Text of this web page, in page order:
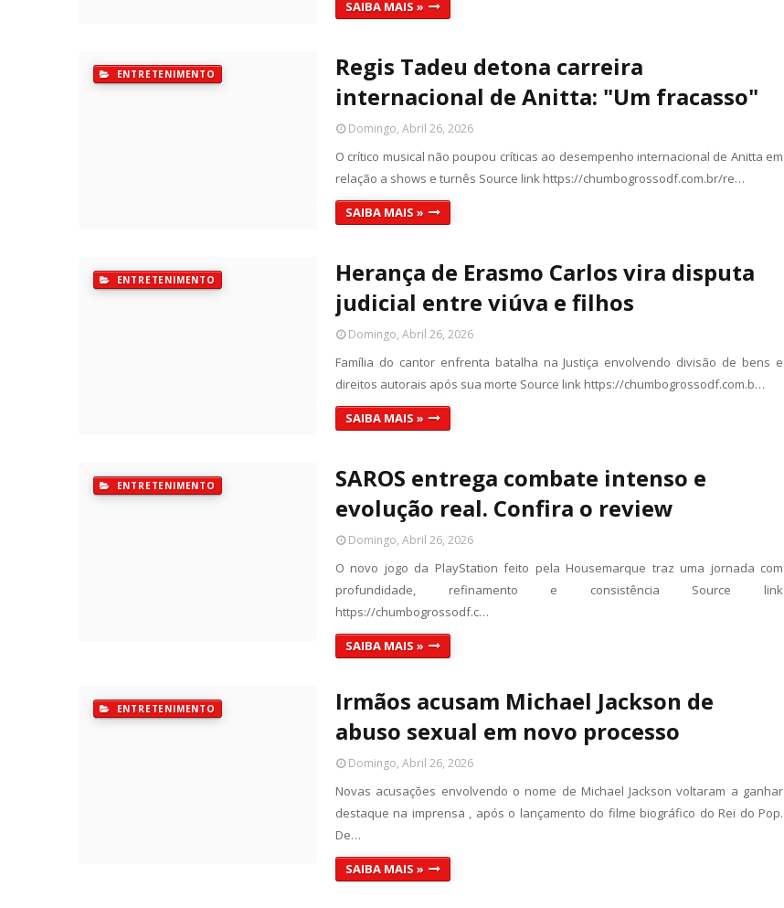
SAIBA MAIS »
ENTRETENIMENTO
Regis Tadeu detona carreira
internacional de Anitta: "Um fracasso"
Domingo, Abril 26, 2026
O crítico musical não poupou críticas ao desempenho internacional de Anitta em
relação a shows e turnês Source link https://chumbogrossodf.com.br/re…
SAIBA MAIS »
ENTRETENIMENTO
Herança de Erasmo Carlos vira disputa
judicial entre viúva e filhos
Domingo, Abril 26, 2026
Família do cantor enfrenta batalha na Justiça envolvendo divisão de bens e
direitos autorais após sua morte Source link https://chumbogrossodf.com.b…
SAIBA MAIS »
ENTRETENIMENTO
SAROS entrega combate intenso e
evolução real. Confira o review
Domingo, Abril 26, 2026
O novo jogo da PlayStation feito pela Housemarque traz uma jornada com
profundidade, refinamento e consistência Source link
https://chumbogrossodf.c…
SAIBA MAIS »
ENTRETENIMENTO
Irmãos acusam Michael Jackson de
abuso sexual em novo processo
Domingo, Abril 26, 2026
Novas acusações envolvendo o nome de Michael Jackson voltaram a ganhar
destaque na imprensa , após o lançamento do filme biográfico do Rei do Pop.
De…
SAIBA MAIS »